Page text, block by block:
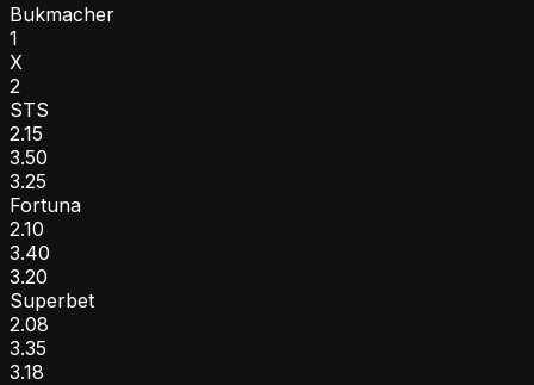
Bukmacher
1
X
2
STS
2.15
3.50
3.25
Fortuna
2.10
3.40
3.20
Superbet
2.08
3.35
3.18